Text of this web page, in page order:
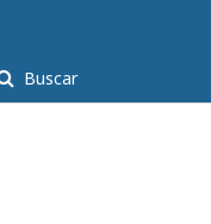
Buscar